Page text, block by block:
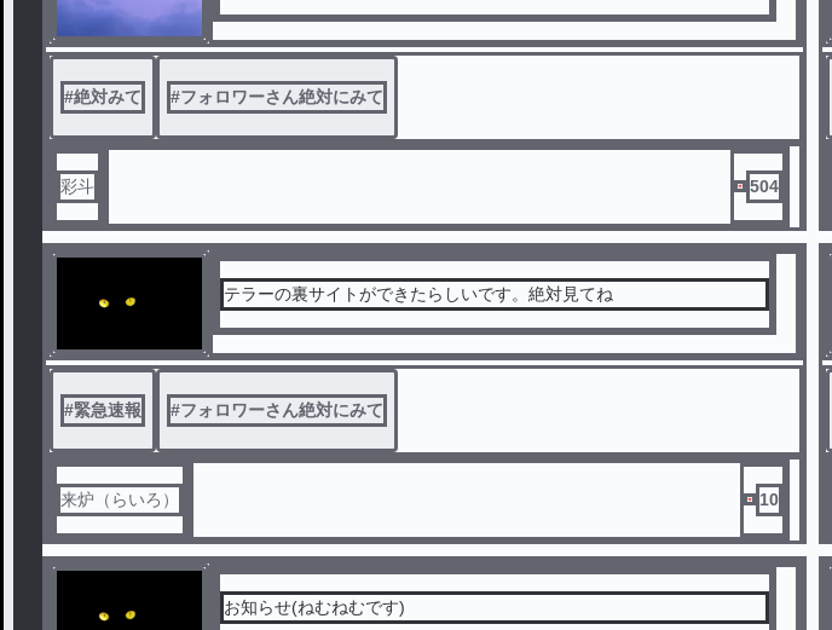
#絶対みて #フォロワーさん絶対にみて
彩斗 504
テラーの裏サイトができたらしいです。絶対見てね
#緊急速報 #フォロワーさん絶対にみて
来炉（らいろ） 10
お知らせ(ねむねむです)